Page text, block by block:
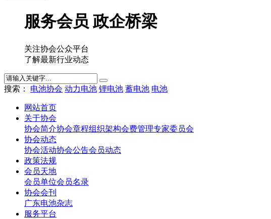
服务会员 政企桥梁
关注协会公众平台
了解最新行业动态
搜索： 电池协会 动力电池 锂电池 蓄电池 电池
网站首页
关于协会
协会简介协会章程组织架构会费管理专家委员会
协会动态
协会活动协会公告会员动态
政策法规
会员天地
会员单位会员名录
协会会刊
广东电池杂志
服务平台